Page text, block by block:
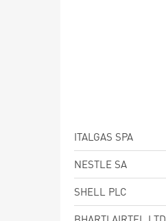
ITALGAS SPA
NESTLE SA
SHELL PLC